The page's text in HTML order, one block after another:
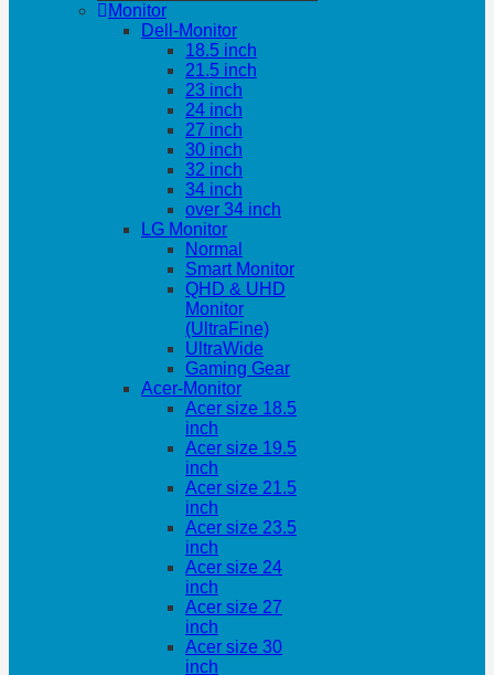
Monitor
Dell-Monitor
18.5 inch
21.5 inch
23 inch
24 inch
27 inch
30 inch
32 inch
34 inch
over 34 inch
LG Monitor
Normal
Smart Monitor
QHD & UHD
Monitor
(UltraFine)
UltraWide
Gaming Gear
Acer-Monitor
Acer size 18.5
inch
Acer size 19.5
inch
Acer size 21.5
inch
Acer size 23.5
inch
Acer size 24
inch
Acer size 27
inch
Acer size 30
inch